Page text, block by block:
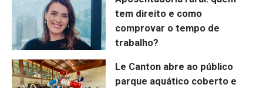
tem direito e como
comprovar o tempo de
trabalho?
Le Canton abre ao público
parque aquático coberto e